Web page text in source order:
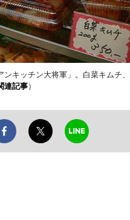
キッチン大将軍」。白菜キムチ
連記事）